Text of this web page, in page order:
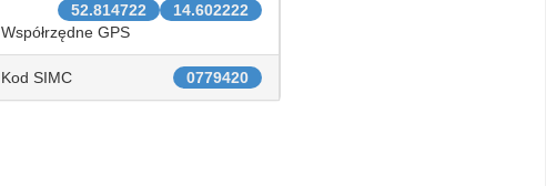
14.602222
52.814722
Współrzędne GPS
0779420
Kod SIMC